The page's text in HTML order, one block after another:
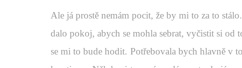
Ale já prostě nemám pocit, že by mi to za to
dalo pokoj, abych se mohla sebrat, vyčistit si od
se mi to bude hodit. Potřebovala bych hlavně v